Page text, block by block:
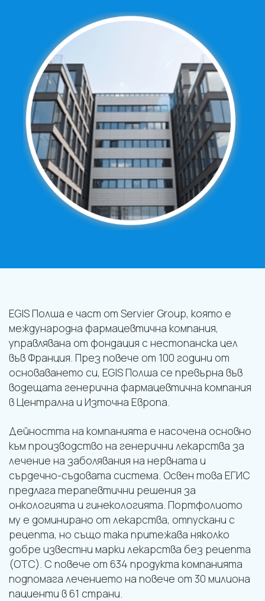
EGIS Полша е част от Servier Group, която е
международна фармацевтична компания,
управлявана от фондация с нестопанска цел
във Франция. През повече от 100 години от
основаването си, EGIS Полша се превърна във
водещата генерична фармацевтична компания
в Централна и Източна Европа.
Дейността на компанията е насочена основно
към производство на генерични лекарства за
лечение на заболявания на нервната и
сърдечно-съдовата система. Освен това ЕГИС
предлага терапевтични решения за
онкологията и гинекологията. Портфолиото
му е доминирано от лекарства, отпускани с
рецепта, но също така притежава няколко
добре известни марки лекарства без рецепта
(OTC). С повече от 634 продукта компанията
подпомага лечението на повече от 30 милиона
пациенти в 61 страни.